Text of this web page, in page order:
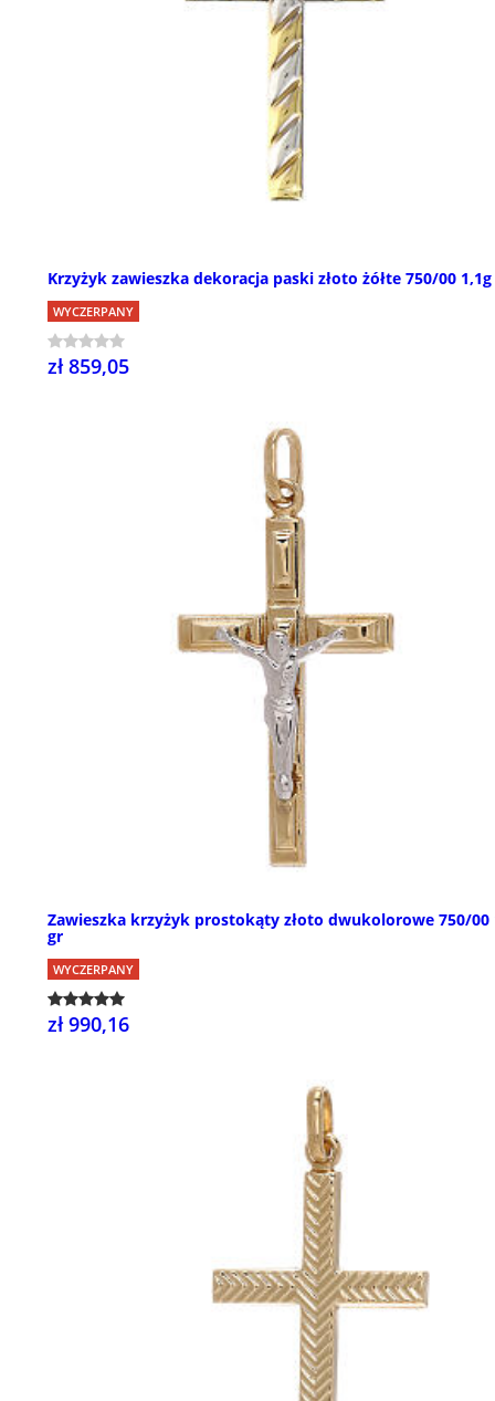
Krzyżyk zawieszka dekoracja paski złoto żółte 750/00 1,1g
WYCZERPANY
zł 859,05
Zawieszka krzyżyk prostokąty złoto dwukolorowe 750/00
gr
WYCZERPANY
zł 990,16